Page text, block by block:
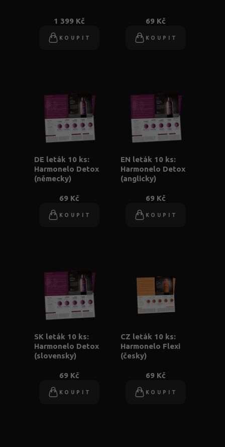
1 399 Kč
KOUPIT
69 Kč
KOUPIT
DE leták 10 ks:
Harmonelo Detox
(německy)
69 Kč
KOUPIT
EN leták 10 ks:
Harmonelo Detox
(anglicky)
69 Kč
KOUPIT
SK leták 10 ks:
Harmonelo Detox
(slovensky)
69 Kč
KOUPIT
CZ leták 10 ks:
Harmonelo Flexi
(česky)
69 Kč
KOUPIT